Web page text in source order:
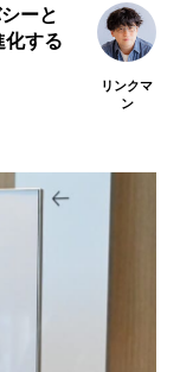
ーと
化する
リンクマ
ン